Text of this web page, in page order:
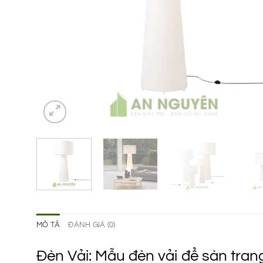
MÔ TẢ ĐÁNH GIÁ (0)
Đèn Vải: Mẫu đèn vải để sàn